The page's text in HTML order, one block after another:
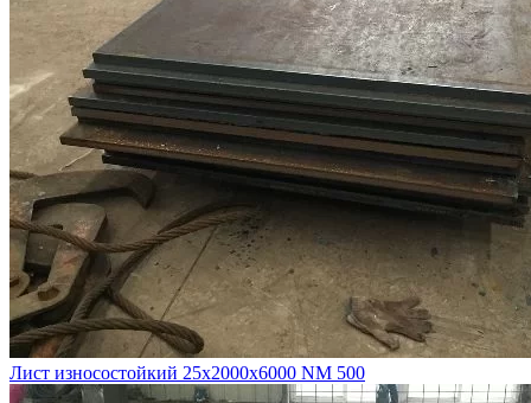
Лист износостойкий 25х2000х6000 NM 500